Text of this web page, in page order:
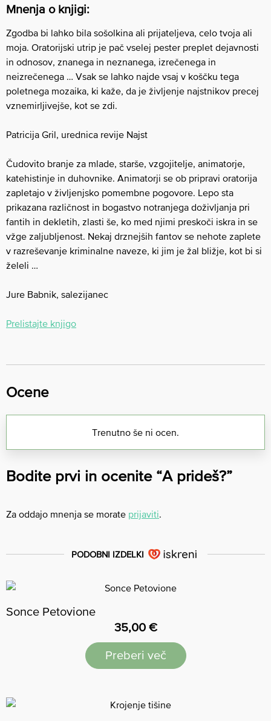
Mnenja o knjigi:
Zgodba bi lahko bila sošolkina ali prijateljeva, celo tvoja ali
moja. Oratorijski utrip je pač vselej pester preplet dejavnosti
in odnosov, znanega in neznanega, izrečenega in
neizrečenega … Vsak se lahko najde vsaj v koščku tega
poletnega mozaika, ki kaže, da je življenje najstnikov precej
vznemirljivejše, kot se zdi.
Patricija Gril, urednica revije Najst
Čudovito branje za mlade, starše, vzgojitelje, animatorje,
katehistinje in duhovnike. Animatorji se ob pripravi oratorija
zapletajo v življenjsko pomembne pogovore. Lepo sta
prikazana različnost in bogastvo notranjega doživljanja pri
fantih in dekletih, zlasti še, ko med njimi preskoči iskra in se
vžge zaljubljenost. Nekaj drznejših fantov se nehote zaplete
v razreševanje kriminalne naveze, ki jim je žal bližje, kot bi si
želeli …
Jure Babnik, salezijanec
Prelistajte knjigo
Ocene
Trenutno še ni ocen.
Bodite prvi in ocenite “A prideš?”
Za oddajo mnenja se morate prijaviti.
PODOBNI IZDELKI
Sonce Petovione
35,00 €
Preberi več